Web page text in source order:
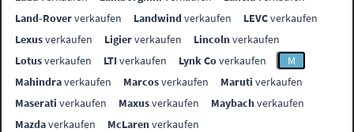
Land-Roververkaufen Landwindverkaufen LEVCverkaufen
Lexusverkaufen Ligierverkaufen Lincolnverkaufen
Lotusverkaufen LTIverkaufen Lynk Coverkaufen
M
Mahindraverkaufen Marcosverkaufen Maruti verkaufen
Maserati verkaufen Maxusverkaufen Maybachverkaufen
Mazdaverkaufen McLarenverkaufen